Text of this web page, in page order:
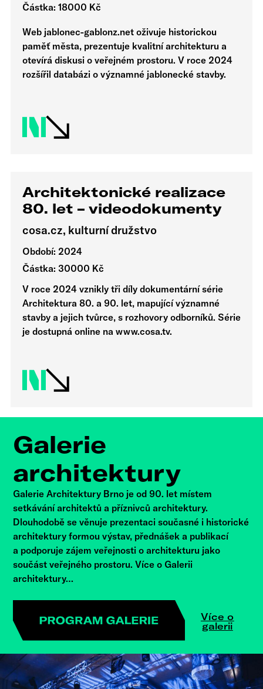
Částka: 18000 Kč
Web jablonec-gablonz.net oživuje historickou
paměť města, prezentuje kvalitní architekturu a
otevírá diskusi o veřejném prostoru. V roce 2024
rozšířil databázi o významné jablonecké stavby.
Architektonické realizace
80. let – videodokumenty
cosa.cz, kulturní družstvo
Období: 2024
Částka: 30000 Kč
V roce 2024 vznikly tři díly dokumentární série
Architektura 80. a 90. let, mapující významné
stavby a jejich tvůrce, s rozhovory odborníků. Série
je dostupná online na www.cosa.tv.
Galerie
architektury
Galerie Architektury Brno je od 90. let místem
setkávání architektů a příznivců architektury.
Dlouhodobě se věnuje prezentaci současné i historické
architektury formou výstav, přednášek a publikací
a podporuje zájem veřejnosti o architekturu jako
součást veřejného prostoru. Více o Galerii
architektury…
Více o
galerii